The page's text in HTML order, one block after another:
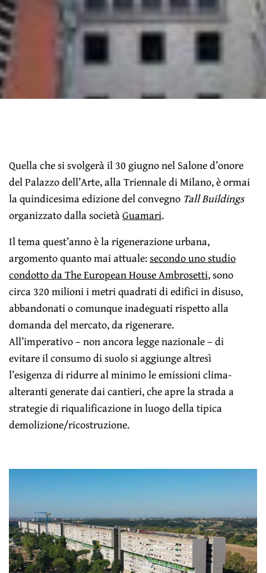
Quella che si svolgerà il 30 giugno nel Salone d’onore
del Palazzo dell’Arte, alla Triennale di Milano, è ormai
la quindicesima edizione del convegno Tall Buildings
organizzato dalla societàGuamari.
Il tema quest’anno è la rigenerazione urbana,
argomento quanto mai attuale:secondo uno studio
condotto da The European House Ambrosetti, sono
circa 320 milioni i metri quadrati di edifici in disuso,
abbandonati o comunque inadeguati rispetto alla
domanda del mercato, da rigenerare.
All’imperativo – non ancora legge nazionale – di
evitare il consumo di suolo si aggiunge altresì
l’esigenza di ridurre al minimo le emissioni clima-
alteranti generate dai cantieri, che apre la strada a
strategie di riqualificazione in luogo della tipica
demolizione/ricostruzione.